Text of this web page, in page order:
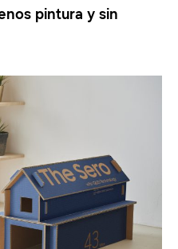
pintura y sin